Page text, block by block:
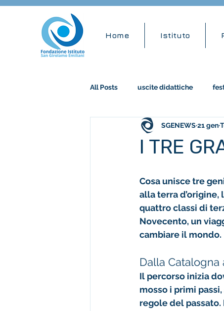
Home Istituto
All Posts uscite didattiche
accademia musicale stem
I TRE
SGENEWS21 gen
Cosa unisce tre
alla terra
quattro classi di
Novecento, un
cambiare il mondo.
Dalla
Il percorso inizia
mosso i primi
regole del